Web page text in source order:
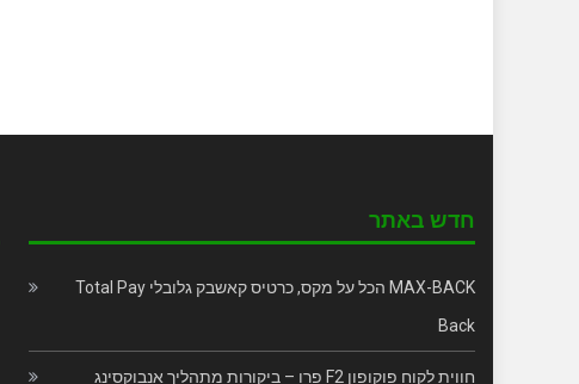
חדש באתר
MAX-BACK הכל על מקס, כרטיס קאשבק גלובלי Total Pay
Back
חווית לקוח פוקופון F2 פרו – ביקורות מתהליך אנבוקסינג